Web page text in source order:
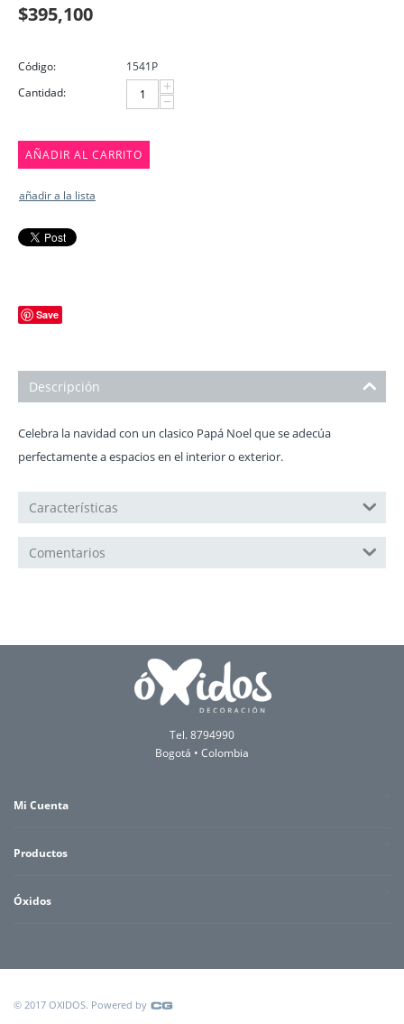
$395,100
Código:
1541P
Cantidad:
+
−
AÑADIR AL CARRITO
añadir a la lista
Save
Descripción
Celebra la navidad con un clasico Papá Noel que se adecúa
perfectamente a espacios en el interior o exterior.
Características
Comentarios
Tel. 8794990
Bogotá • Colombia
Mi Cuenta
Productos
Óxidos
© 2017 OXIDOS. Powered by